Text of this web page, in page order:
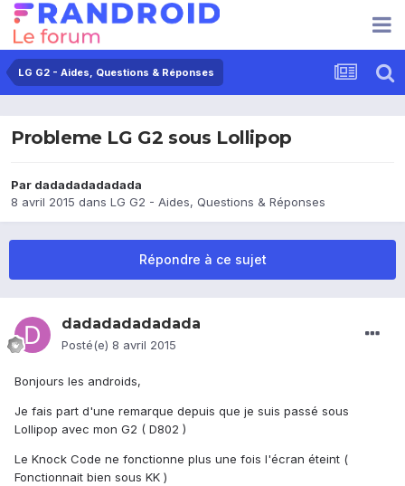
LG G2 - Aides, Questions & Réponses
Probleme LG G2 sous Lollipop
Par dadadadadadada
8 avril 2015 dans LG G2 - Aides, Questions & Réponses
Répondre à ce sujet
dadadadadadada
Posté(e) 8 avril 2015
Bonjours les androids,
Je fais part d'une remarque depuis que je suis passé sous
Lollipop avec mon G2 ( D802 )
Le Knock Code ne fonctionne plus une fois l'écran éteint (
Fonctionnait bien sous KK )